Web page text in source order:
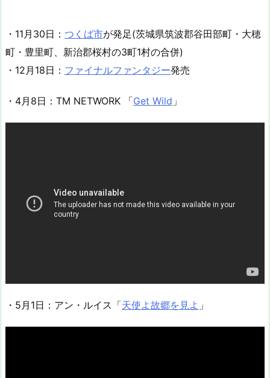
・11月30日： つくば市が発足(茨城県筑波郡谷田部町・大穂
町・豊里町、新治郡桜村の3町1村の合併)
・12月18日： ファイナルファンタジー発売
・4月8日：TM NETWORK 「Get Wild 」
・5月1日：アン・ルイス「天使よ故郷を見よ 」